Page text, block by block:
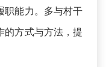
职能力。多与村干
的方式与方法，提